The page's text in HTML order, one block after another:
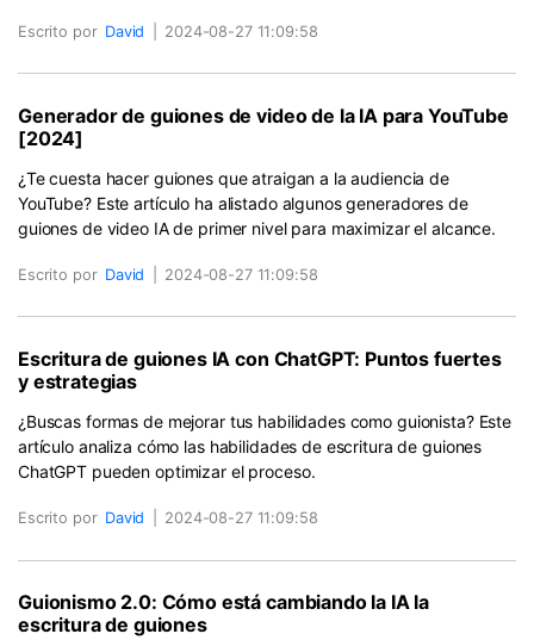
Escrito por David 2024-08-27 11:09:58
Generador de guiones de video de la IA para YouTube
[2024]
¿Te cuesta hacer guiones que atraigan a la audiencia de
YouTube? Este artículo ha alistado algunos generadores de
guiones de video IA de primer nivel para maximizar el alcance.
Escrito por David 2024-08-27 11:09:58
Escritura de guiones IA con ChatGPT: Puntos fuertes
y estrategias
¿Buscas formas de mejorar tus habilidades como guionista? Este
artículo analiza cómo las habilidades de escritura de guiones
ChatGPT pueden optimizar el proceso.
Escrito por David 2024-08-27 11:09:58
Guionismo 2.0: Cómo está cambiando la IA la
escritura de guiones